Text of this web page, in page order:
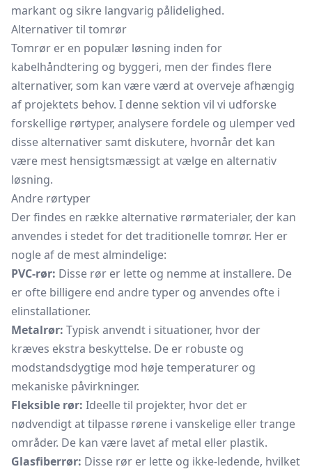
markant og sikre langvarig pålidelighed.
Alternativer til tomrør
Tomrør er en populær løsning inden for
kabelhåndtering og byggeri, men der findes flere
alternativer, som kan være værd at overveje afhængig
af projektets behov. I denne sektion vil vi udforske
forskellige rørtyper, analysere fordele og ulemper ved
disse alternativer samt diskutere, hvornår det kan
være mest hensigtsmæssigt at vælge en alternativ
løsning.
Andre rørtyper
Der findes en række alternative rørmaterialer, der kan
anvendes i stedet for det traditionelle tomrør. Her er
nogle af de mest almindelige:
PVC-rør: Disse rør er lette og nemme at installere. De
er ofte billigere end andre typer og anvendes ofte i
elinstallationer.
Metalrør: Typisk anvendt i situationer, hvor der
kræves ekstra beskyttelse. De er robuste og
modstandsdygtige mod høje temperaturer og
mekaniske påvirkninger.
Fleksible rør: Ideelle til projekter, hvor det er
nødvendigt at tilpasse rørene i vanskelige eller trange
områder. De kan være lavet af metal eller plastik.
Glasfiberrør: Disse rør er lette og ikke-ledende, hvilket